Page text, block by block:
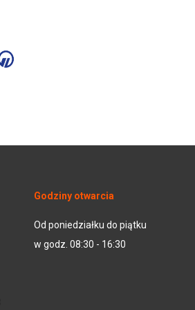
Godziny otwarcia
Od poniedziałku do piątku
w godz. 08:30 - 16:30